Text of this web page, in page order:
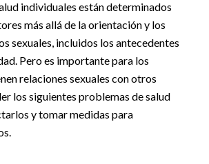
individuales están determinados
más allá de la orientación y los
sexuales, incluidos los antecedentes
Pero es importante para los
relaciones sexuales con otros
los siguientes problemas de salud
y tomar medidas para